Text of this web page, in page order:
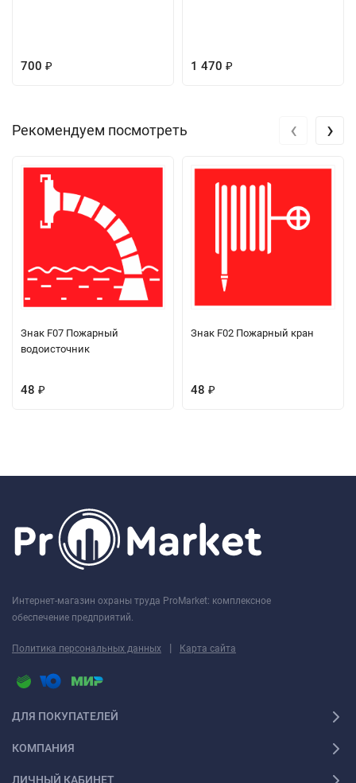
700 ₽ 1 470 ₽
Рекомендуем посмотреть
Знак F07 Пожарный
водоисточник
48 ₽
Знак F02 Пожарный кран
48 ₽
‹ ›
Интернет-магазин охраны труда ProMarket: комплексное
обеспечение предприятий.
Политика персональных данных | Карта сайта
ДЛЯ ПОКУПАТЕЛЕЙ
КОМПАНИЯ
ЛИЧНЫЙ КАБИНЕТ